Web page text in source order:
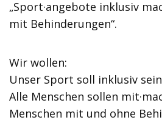
„Sport·angebote inklusiv
mit Behinderungen“.
Wir wollen:
Unser Sport soll inklusiv
Alle Menschen sollen
Menschen mit und ohne